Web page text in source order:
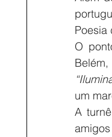
Poesia
O
um
A